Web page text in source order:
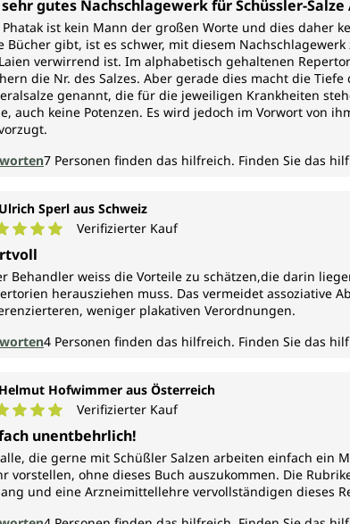
nicht zufrieden. So stieß er auf die Homöopathie
begann 1932 diese mit großer Begeisterung zu
lernen.
Bereits 1937 erschien die erste Auflage seines
Schüßler-Repertoriums. Er praktizierte in erster
nach der Boger'schen Methode und entwickelte
Bogers
Repertory. Im Anschluss verfasste er seine
Er war ein großer Kliniker, diese Erfahrung ließ er
ebenfalls in seine Werke einfließen. Gleichzeitg galt
als demütig und bescheiden und führte ein
Leben.
sehr gutes Nachschlagewerk für Schüssler-
Phatak ist kein Mann der großen Worte und dies daher
Bücher gibt, ist es schwer, mit diesem
verwirrend ist. Im alphabetisch gehaltenen
die Nr. des Salzes. Aber gerade dies macht die
genannt, die für die jeweiligen Krankheiten
auch keine Potenzen. Es wird jedoch im Vorwort von
7 Personen finden das hilfreich. Finden Sie das
Ulrich Sperl aus Schweiz
Bewertung von 5 von 5 Sternen
Verifizierter Kauf
Behandler weiss die Vorteile zu schätzen,die darin
herausziehen muss. Das vermeidet assoziative
weniger plakativen Verordnungen.
4 Personen finden das hilfreich. Finden Sie das
Helmut Hofwimmer aus Österreich
Bewertung von 5 von 5 Sternen
Verifizierter Kauf
unentbehrlich!
die gerne mit Schüßler Salzen arbeiten einfach
vorstellen, ohne dieses Buch auszukommen. Die
und eine Arzneimittellehre vervollständigen dieses